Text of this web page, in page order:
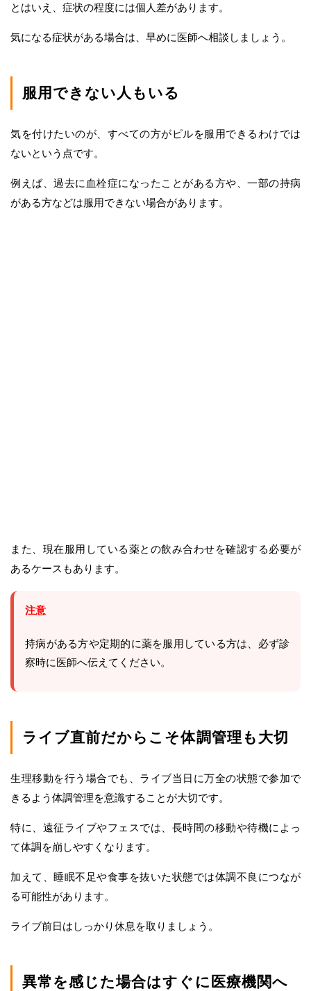
とはいえ、症状の程度には個人差があります。
気になる症状がある場合は、早めに医師へ相談しましょう。
服用できない人もいる
気を付けたいのが、すべての方がピルを服用できるわけでは
ないという点です。
例えば、過去に血栓症になったことがある方や、一部の持病
がある方などは服用できない場合があります。
また、現在服用している薬との飲み合わせを確認する必要が
あるケースもあります。
注意
持病がある方や定期的に薬を服用している方は、必ず診
察時に医師へ伝えてください。
ライブ直前だからこそ体調管理も大切
生理移動を行う場合でも、ライブ当日に万全の状態で参加で
きるよう体調管理を意識することが大切です。
特に、遠征ライブやフェスでは、長時間の移動や待機によっ
て体調を崩しやすくなります。
加えて、睡眠不足や食事を抜いた状態では体調不良につなが
る可能性があります。
ライブ前日はしっかり休息を取りましょう。
異常を感じた場合はすぐに医療機関へ